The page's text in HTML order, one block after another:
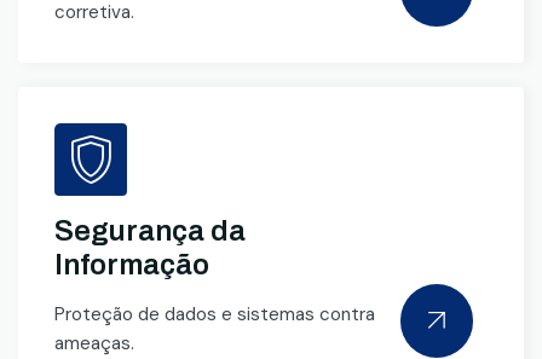
corretiva.
Segurança da
Informação
Proteção de dados e sistemas contra
ameaças.